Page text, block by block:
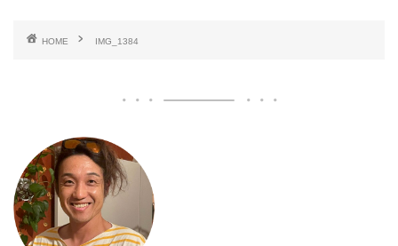
HOME IMG_1384